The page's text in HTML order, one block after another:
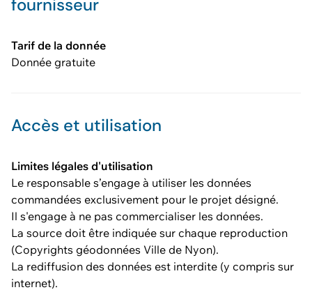
fournisseur
Tarif de la donnée
Donnée gratuite
Accès et utilisation
Limites légales d'utilisation
Le responsable s’engage à utiliser les données
commandées exclusivement pour le projet désigné.
Il s'engage à ne pas commercialiser les données.
La source doit être indiquée sur chaque reproduction
(Copyrights géodonnées Ville de Nyon).
La rediffusion des données est interdite (y compris sur
internet).